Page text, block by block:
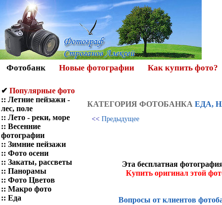
Фотобанк Новые фотографии Как купить фото?
✔ Популярные фото
:: Летние пейзажи -
лес, поле
:: Лето - реки, море
:: Весенние
фотографии
:: Зимние пейзажи
:: Фото осени
:: Закаты, рассветы
:: Панорамы
:: Фото Цветов
:: Макро фото
:: Еда
КАТЕГОРИЯ ФОТOБАНКА ЕДА,
<< Предыдущее
Эта бесплатная
Купить оригинал этой
Вопросы от клиентов